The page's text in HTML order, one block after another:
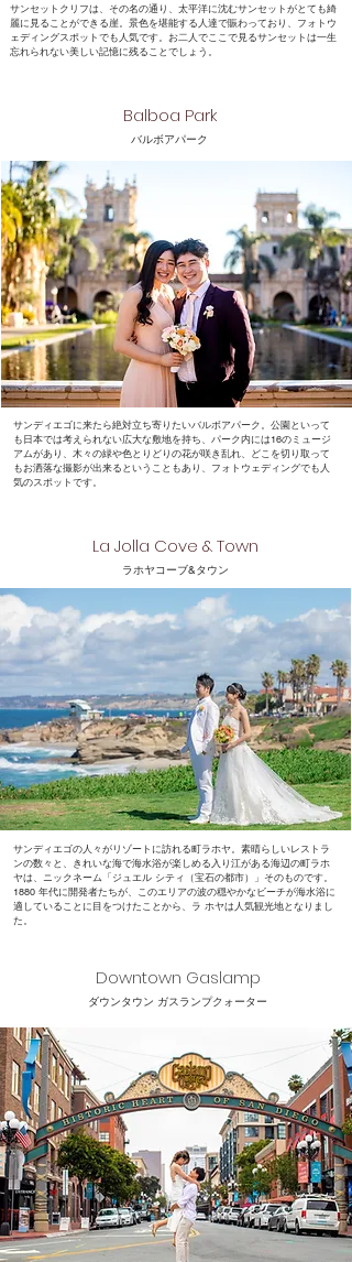
サンセットクリフは、その名の通り、太平洋に沈むサンセットがとても綺
麗に見ることができる崖。景色を堪能する人達で賑わっており、フォトウ
ェディングスポットでも人気です。お二人でここで見るサンセットは一生
忘れられない美しい記憶に残ることでしょう。
Balboa Park
​バルボアパーク
サンディエゴに来たら絶対立ち寄りたいバルボアパーク。公園といって
も日本では考えられない広大な敷地を持ち、パーク内には16のミュージ
アムがあり、木々の緑や色とりどりの花が咲き乱れ、どこを切り取って
もお洒落な撮影が出来るということもあり、フォトウェディングでも人
気のスポットです。
La Jolla​ Cove & Town
​ラホヤコーブ&タウン
サンディエゴの人々がリゾートに訪れる町ラホヤ。素晴らしいレストラ
ンの数々と、きれいな海で海水浴が楽しめる入り江がある海辺の町ラホ
ヤは、ニックネーム「ジュエル シティ（宝石の都市）」そのものです。
1880 年代に開発者たちが、このエリアの波の穏やかなビーチが海水浴に
適していることに目をつけたことから、ラ ホヤは人気観光地となりまし
た。
Downtown Gaslamp
​ダウンタウン ガスランプクォーター